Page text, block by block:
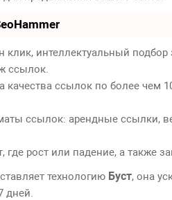
интеллектуальный
ссылок.
качества ссылок по более чем
ссылок: арендные ссылки,
где рост или падение, а также
технологию Буст, она
дней.